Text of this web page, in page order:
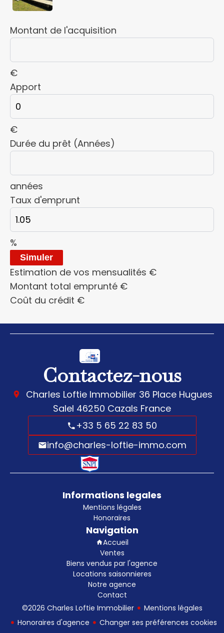
Montant de l'acquisition
€
Apport
€
Durée du prêt (Années)
années
Taux d'emprunt
%
Simuler
Estimation de vos mensualités €
Montant total emprunté €
Coût du crédit €
Contactez-nous
Charles Loftie Immobilier 36 Place Hugues
Salel 46250 Cazals France
+33 5 65 22 83 50
info@charles-loftie-immo.com
Informations legales
Mentions légales
Honoraires
Navigation
Accueil
Ventes
Biens vendus par l'agence
Locations saisonnieres
Notre agence
Contact
©2026 Charles Loftie Immobilier
Mentions légales
Honoraires d'agence
Changer ses préférences cookies